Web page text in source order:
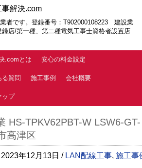
事解決.com
者です。登録番号：T902000108223 建設業
店/第一種、第二種電気工事士資格者設置店
.comとは 安心の料金設定
る質問 施工事例 会社概要
ップ
HS-TPKV62PBT-W LSW6-GT-
高津区
2023年12月13日 / LAN配線工事, 施工事